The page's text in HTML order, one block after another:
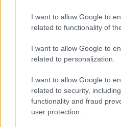
I want to allow Google to
related to functionality of
I want to allow Google to
related to personalization.
I want to allow Google to
related to security,
functionality and fraud
user protection.